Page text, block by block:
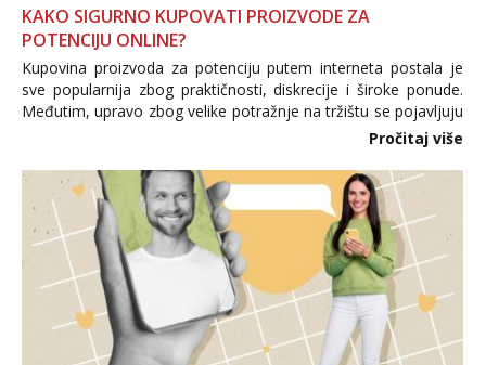
KAKO SIGURNO KUPOVATI PROIZVODE ZA
POTENCIJU ONLINE?
Kupovina proizvoda za potenciju putem interneta postala je
sve popularnija zbog praktičnosti, diskrecije i široke ponude.
Međutim, upravo zbog velike potražnje na tržištu se pojavljuju
i brojni krivotvoreni proizvodi, nepouzdane internetske
Pročitaj više